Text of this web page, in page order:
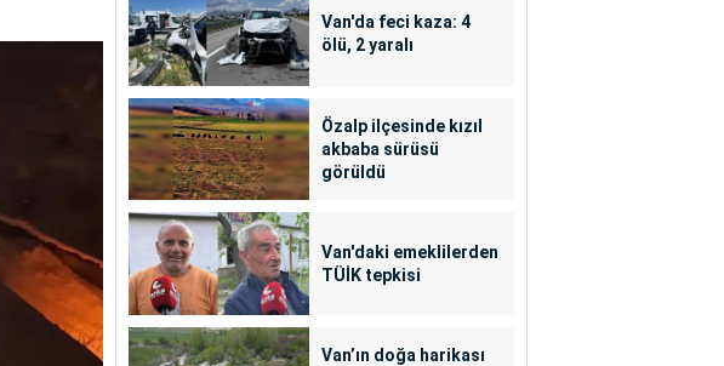
Van'da feci kaza: 4
ölü, 2 yaralı
Özalp ilçesinde kızıl
akbaba sürüsü
görüldü
Van'daki emeklilerden
TÜİK tepkisi
Van’ın doğa harikası